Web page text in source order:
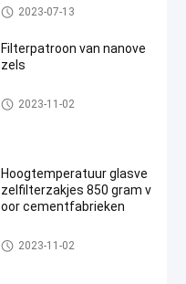
De Kooi van de filterzak
2023-07-13
Filterpatroon van nanove
zels
Stofopvangfilterzakken
2023-11-02
Hoogtemperatuur glasve
zelfilterzakjes 850 gram v
oor cementfabrieken
De Kooi van de filterzak
2023-11-02